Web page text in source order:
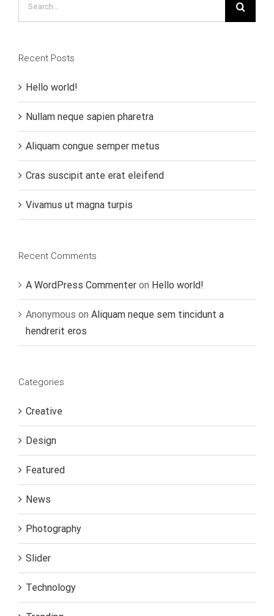
Recent Posts
Hello world!
Nullam neque sapien pharetra
Aliquam congue semper metus
Cras suscipit ante erat eleifend
Vivamus ut magna turpis
Recent Comments
A WordPress Commenter on Hello world!
Anonymous on Aliquam neque sem tincidunt a
hendrerit eros
Categories
Creative
Design
Featured
News
Photography
Slider
Technology